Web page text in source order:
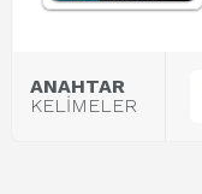
ANAHTAR
KELİMELER